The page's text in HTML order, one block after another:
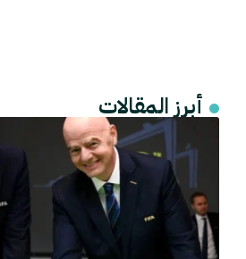
أبرز المقالات